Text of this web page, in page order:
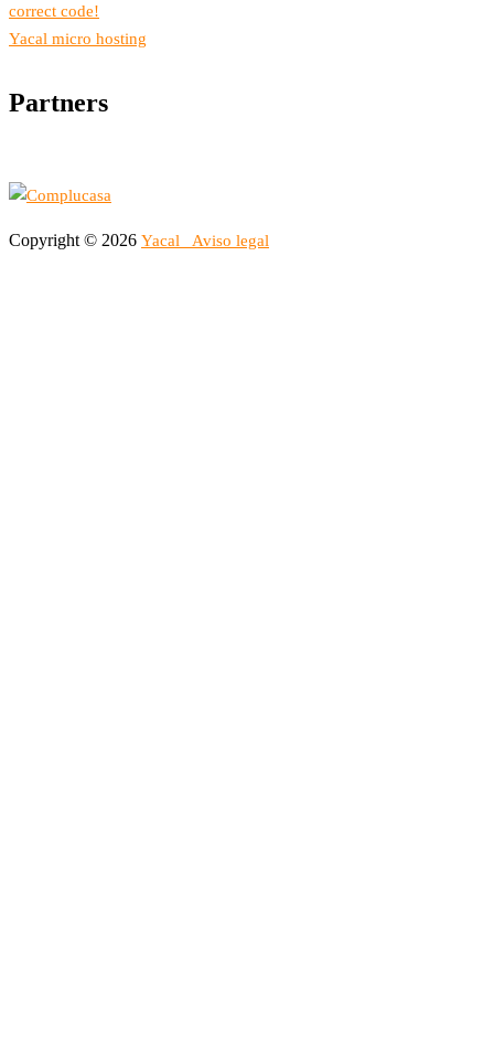
correct code!
Yacal micro hosting
Partners
Copyright © 2026 Yacal Aviso legal